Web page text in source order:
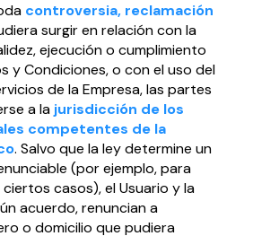
controversia, reclamación
surgir en relación con la
ejecución o cumplimiento
y Condiciones, o con el uso del
de la Empresa, las partes
a la jurisdicción de los
competentes de la
. Salvo que la ley determine un
(por ejemplo, para
casos), el Usuario y la
acuerdo, renuncian a
o domicilio que pudiera